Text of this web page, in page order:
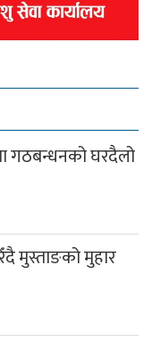
गठबन्धनको घरदैलो
मुस्ताङको मुहार